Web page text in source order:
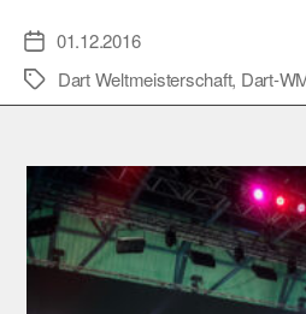
Veröffentlichungsdatum
01.12.2016
Schlagwörter
Dart Weltmeisterschaft, Dart-